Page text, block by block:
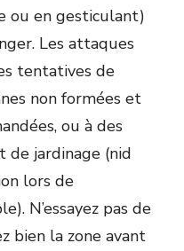
ou en gesticulant)
Les attaques
tentatives de
non formées et
ou à des
de jardinage (nid
lors de
N’essayez pas de
bien la zone avant